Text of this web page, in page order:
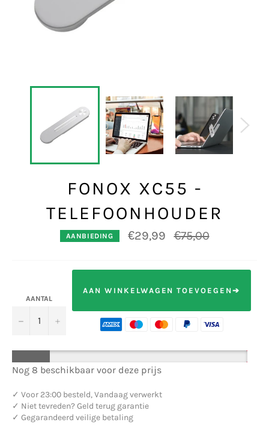
FONOX XC55 -
TELEFOONHOUDER
AANBIEDING €29,99
Normale
prijs
€75,00
AANTAL
− +
AAN WINKELWAGEN TOEVOEGEN➔
Nog 8 beschikbaar voor deze prijs
✓ Voor 23:00 besteld, Vandaag verwerkt
✓ Niet tevreden? Geld terug garantie
✓ Gegarandeerd veilige betaling